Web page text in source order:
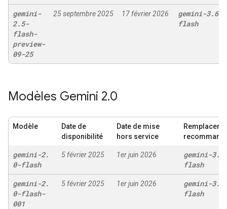
gemini-
2.5-
flash-
preview-
09-25
25 septembre 2025 17 février 2026 gemini-3.6-
flash
Modèles Gemini 2.0
Modèle
Date de
disponibilité
Date de mise
hors service
gemini-2.
0-flash
5 février 2025 1er juin 2026 gemini-3.
flash
gemini-2.
0-flash-
001
5 février 2025 1er juin 2026 gemini-3.
flash